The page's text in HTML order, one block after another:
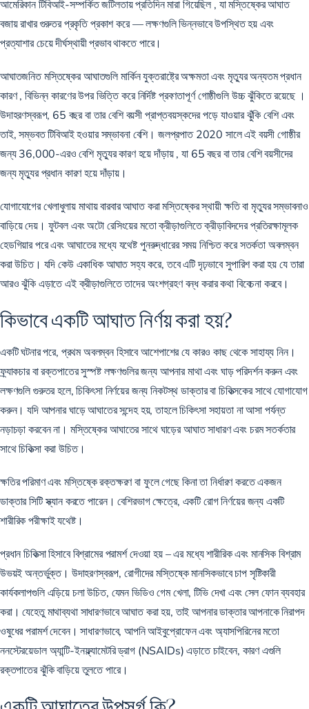
আমেরিকান টিবিআই-সম্পর্কিত জটিলতায় প্রতিদিন মারা গিয়েছিল, যা মস্তিষ্কের আঘাত
বজায় রাখার গুরুতর প্রকৃতি প্রকাশ করে — লক্ষণগুলি ভিন্নভাবে উপস্থিত হয় এবং
প্রত্যাশার চেয়ে দীর্ঘস্থায়ী প্রভাব থাকতে পারে।
আঘাতজনিত মস্তিষ্কের আঘাতগুলি মার্কিন যুক্তরাষ্ট্রে অক্ষমতা এবং মৃত্যুর অন্যতম প্রধান
কারণ , বিভিন্ন কারণের উপর ভিত্তি করে নির্দিষ্ট প্রবণতাপূর্ণ গোষ্ঠীগুলি উচ্চ ঝুঁকিতে রয়েছে ।
উদাহরণস্বরূপ, 65 বছর বা তার বেশি বয়সী প্রাপ্তবয়স্কদের পড়ে যাওয়ার ঝুঁকি বেশি এবং
তাই, সম্ভবত টিবিআই হওয়ার সম্ভাবনা বেশি। জলপ্রপাত 2020 সালে এই বয়সী গোষ্ঠীর
জন্য36,000-এরও বেশি মৃত্যুর কারণ হয়ে দাঁড়ায়, যা 65 বছর বা তার বেশি বয়সীদের
জন্য মৃত্যুর প্রধান কারণ হয়ে দাঁড়ায়।
যোগাযোগের খেলাধুলায় মাথায় বারবার আঘাত করা মস্তিষ্কের স্থায়ী ক্ষতি বা মৃত্যুর সম্ভাবনাও
বাড়িয়ে দেয়। ফুটবল এবং অটো রেসিংয়ের মতো ক্রীড়াগুলিতে ক্রীড়াবিদদের প্রতিরক্ষামূলক
হেডগিয়ার পরে এবং আঘাতের মধ্যে যথেষ্ট পুনরুদ্ধারের সময় নিশ্চিত করে সতর্কতা অবলম্বন
করা উচিত। যদি কেউ একাধিক আঘাত সহ্য করে, তবে এটি দৃঢ়ভাবে সুপারিশ করা হয় যে তারা
আরও ঝুঁকি এড়াতে এই ক্রীড়াগুলিতে তাদের অংশগ্রহণ বন্ধ করার কথা বিবেচনা করবে।
কিভাবে একটি আঘাত নির্ণয় করা হয়?
একটি ঘটনার পরে, প্রথম অবলম্বন হিসাবে আশেপাশের যে কারও কাছ থেকে সাহায্য নিন।
ফ্র্যাকচার বা রক্তপাতের সুস্পষ্ট লক্ষণগুলির জন্য আপনার মাথা এবং ঘাড় পরিদর্শন করুন এবং
লক্ষণগুলি গুরুতর হলে, চিকিৎসা নির্ণয়ের জন্যনিকটস্থ ডাক্তার বা চিকিত্সকেরসাথে যোগাযোগ
করুন। যদি আপনার ঘাড়ে আঘাতের সন্দেহ হয়, তাহলে চিকিৎসা সহায়তা না আসা পর্যন্ত
নড়াচড়া করবেন না। মস্তিষ্কের আঘাতের সাথে ঘাড়ের আঘাত সাধারণ এবং চরম সতর্কতার
সাথে চিকিত্সা করা উচিত।
ক্ষতির পরিমাণ এবং মস্তিষ্কে রক্তক্ষরণ বা ফুলে গেছে কিনা তা নির্ধারণ করতে একজন
ডাক্তার সিটি স্ক্যান করতে পারেন। বেশিরভাগ ক্ষেত্রে, একটি রোগ নির্ণয়ের জন্য একটি
শারীরিক পরীক্ষাই যথেষ্ট।
প্রধান চিকিত্সা হিসাবে বিশ্রামের পরামর্শ দেওয়া হয় – এর মধ্যে শারীরিক এবং মানসিক বিশ্রাম
উভয়ই অন্তর্ভুক্ত। উদাহরণস্বরূপ, রোগীদের মস্তিষ্কে মানসিকভাবে চাপ সৃষ্টিকারী
কার্যকলাপগুলি এড়িয়ে চলা উচিত, যেমন ভিডিও গেম খেলা, টিভি দেখা এবং সেল ফোন ব্যবহার
করা। যেহেতু মাথাব্যথা সাধারণভাবে আঘাত করা হয়, তাই আপনার ডাক্তার আপনাকে নিরাপদ
ওষুধের পরামর্শ দেবেন। সাধারণভাবে, আপনি আইবুপ্রোফেন এবং অ্যাসপিরিনের মতো
ননস্টেরয়েডাল অ্যান্টি-ইনফ্ল্যামেটরি ড্রাগ (NSAIDs) এড়াতে চাইবেন, কারণ এগুলি
রক্তপাতের ঝুঁকি বাড়িয়ে তুলতে পারে।